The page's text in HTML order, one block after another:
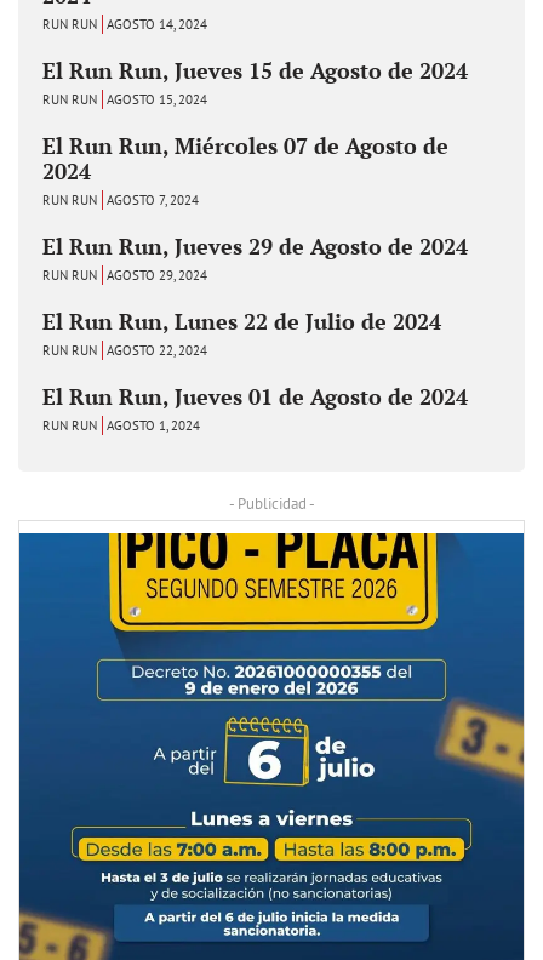
RUN RUN AGOSTO 14, 2024
El Run Run, Jueves 15 de Agosto de 2024
RUN RUN AGOSTO 15, 2024
El Run Run, Miércoles 07 de Agosto de
2024
RUN RUN AGOSTO 7, 2024
El Run Run, Jueves 29 de Agosto de 2024
RUN RUN AGOSTO 29, 2024
El Run Run, Lunes 22 de Julio de 2024
RUN RUN AGOSTO 22, 2024
El Run Run, Jueves 01 de Agosto de 2024
RUN RUN AGOSTO 1, 2024
- Publicidad -